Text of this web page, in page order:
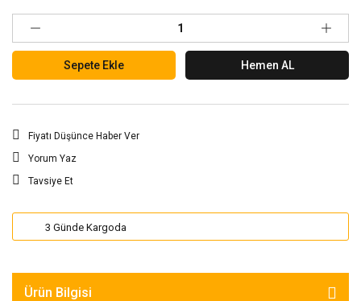
Sepete Ekle Hemen AL
Fiyatı Düşünce Haber Ver
Yorum Yaz
Tavsiye Et
3 Günde Kargoda
Ürün Bilgisi